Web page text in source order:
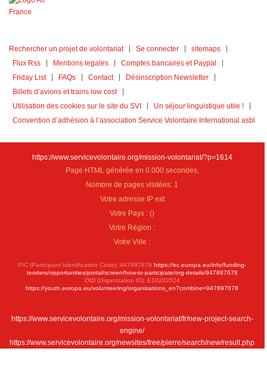
Rechercher un projet de volontariat Se connecter
sitemaps
Flux Rss
Mentions legales
Comptes bancaires et Paypal
Friday List
FAQs Contact
Désinscription Newsletter
Billets d’avions et trains low cost
Utilisation des cookies sur le site du SVI
Un séjour linguistique utile !
Convention d’adhésion à l’association Service Volontaire International asbl
https://www.servicevolontaire.org/mission-volontariat/?p=1614
Page HTML générée en 0.000 secondes,
Nombre de pages visitées: 1
Votre adresse IP est
Votre Pays :()
Votre Région :
Votre Ville :
PIC (Participant Identification Code): 947897678https://ec.europa.eu/info/funding-
tenders/opportunities/portal/screen/how-to-participate/org-details/947897678
OID (Organization ID): E10203524
https://youth.europa.eu/volunteering/organisations_en?combine=947897678
https://www.servicevolontaire.org/mission-volontariat/fr/new-project-search-
engine/
https://www.servicevolontaire.org/newsites/free/pierre/search/new/result.php